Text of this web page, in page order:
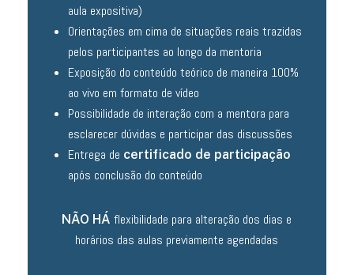
aula expositiva)
Orientações em cima de situações reais trazidas
pelos participantes ao longo da mentoria
Exposição do conteúdo teórico de maneira 100%
ao vivo em formato de vídeo
Possibilidade de interação com a mentora para
esclarecer dúvidas e participar das discussões
Entrega de certificado de participação
após conclusão do conteúdo
NÃO HÁ flexibilidade para alteração dos dias e
horários das aulas previamente agendadas